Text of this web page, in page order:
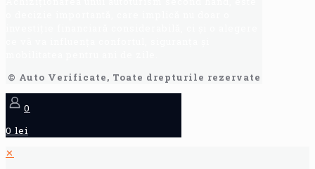
© Auto Verificate, Toate drepturile rezervate
0
0 lei
✕